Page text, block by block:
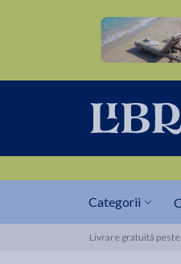
Categorii
Livrare gratuită